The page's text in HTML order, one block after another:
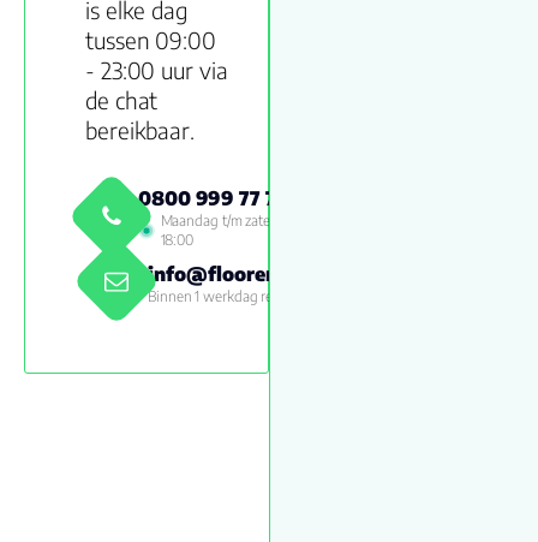
is elke dag
tussen 09:00
- 23:00 uur via
de chat
bereikbaar.
0800 999 77 79
Maandag t/m zaterdag 09:00 -
18:00
info@floorenmore.nl
Binnen 1 werkdag reactie